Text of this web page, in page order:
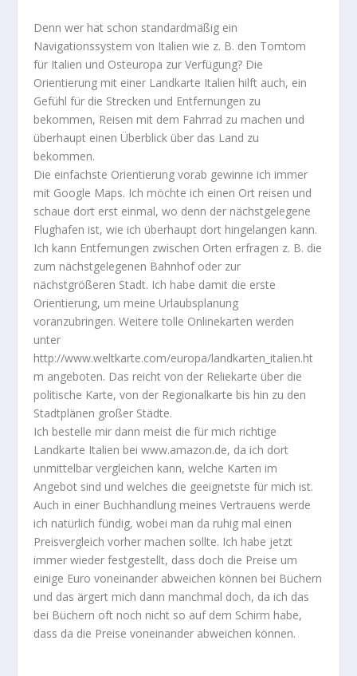
Denn wer hat schon standardmäßig ein
Navigationssystem von Italien wie z. B. den Tomtom
für Italien und Osteuropa zur Verfügung? Die
Orientierung mit einer Landkarte Italien hilft auch, ein
Gefühl für die Strecken und Entfernungen zu
bekommen, Reisen mit dem Fahrrad zu machen und
überhaupt einen Überblick über das Land zu
bekommen.
Die einfachste Orientierung vorab gewinne ich immer
mit Google Maps. Ich möchte ich einen Ort reisen und
schaue dort erst einmal, wo denn der nächstgelegene
Flughafen ist, wie ich überhaupt dort hingelangen kann.
Ich kann Entfernungen zwischen Orten erfragen z. B. die
zum nächstgelegenen Bahnhof oder zur
nächstgrößeren Stadt. Ich habe damit die erste
Orientierung, um meine Urlaubsplanung
voranzubringen. Weitere tolle Onlinekarten werden
unter
http://www.weltkarte.com/europa/landkarten_italien.ht
m angeboten. Das reicht von der Reliekarte über die
politische Karte, von der Regionalkarte bis hin zu den
Stadtplänen großer Städte.
Ich bestelle mir dann meist die für mich richtige
Landkarte Italien beiwww.amazon.de, da ich dort
unmittelbar vergleichen kann, welche Karten im
Angebot sind und welches die geeignetste für mich ist.
Auch in einer Buchhandlung meines Vertrauens werde
ich natürlich fündig, wobei man da ruhig mal einen
Preisvergleich vorher machen sollte. Ich habe jetzt
immer wieder festgestellt, dass doch die Preise um
einige Euro voneinander abweichen können bei Büchern
und das ärgert mich dann manchmal doch, da ich das
bei Büchern oft noch nicht so auf dem Schirm habe,
dass da die Preise voneinander abweichen können.